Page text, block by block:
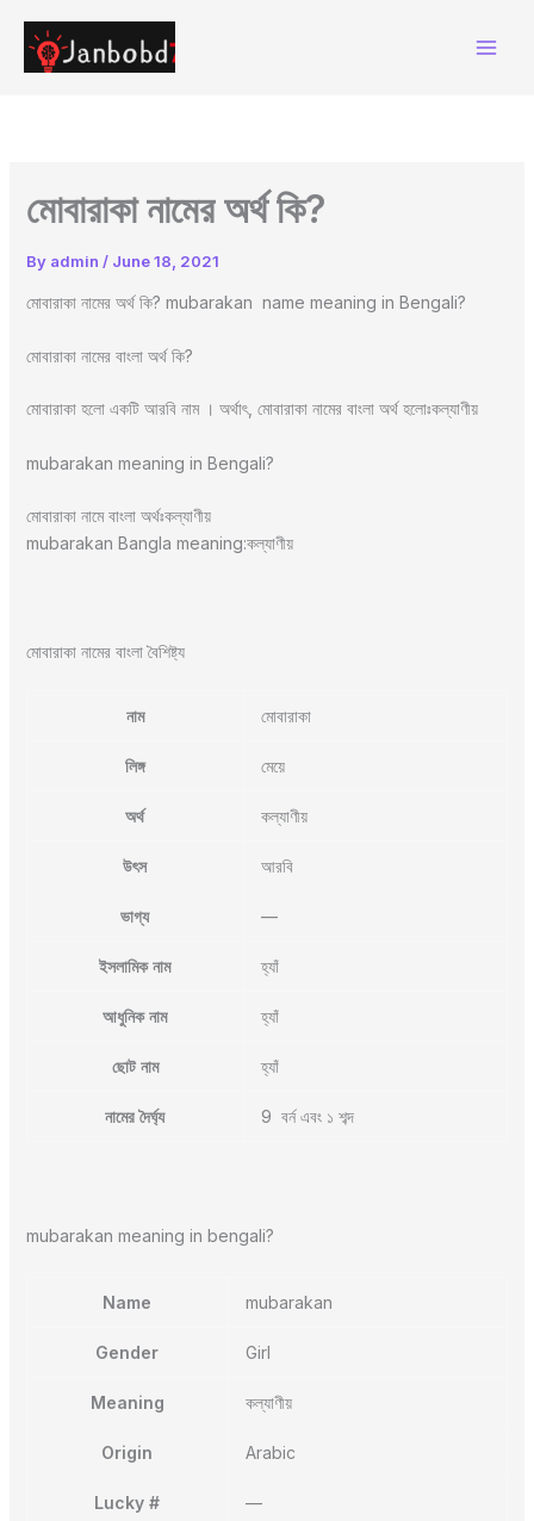
content
মোবারাকা নামের অর্থ কি?
By admin / June 18, 2021
মোবারাকা নামের অর্থ কি? mubarakan name meaning in Bengali?
মোবারাকা নামের বাংলা অর্থ কি?
মোবারাকা হলো একটি আরবি নাম । অর্থাৎ, মোবারাকা নামের বাংলা অর্থ হলোঃকল্যাণীয়
mubarakan meaning in Bengali?
মোবারাকা নামে বাংলা অর্থঃকল্যাণীয়
mubarakan Bangla meaning:কল্যাণীয়
মোবারাকা নামের বাংলা বৈশিষ্ট্য
নাম মোবারাকা
লিঙ্গ মেয়ে
অর্থ কল্যাণীয়
উৎস আরবি
ভাগ্য —
ইসলামিক নাম হ্যাঁ
আধুনিক নাম হ্যাঁ
ছোট নাম হ্যাঁ
নামের দৈর্ঘ্য 9 বর্ন এবং ১ শব্দ
mubarakan meaning in bengali?
Name mubarakan
Gender Girl
Meaning কল্যাণীয়
Origin Arabic
Lucky # —